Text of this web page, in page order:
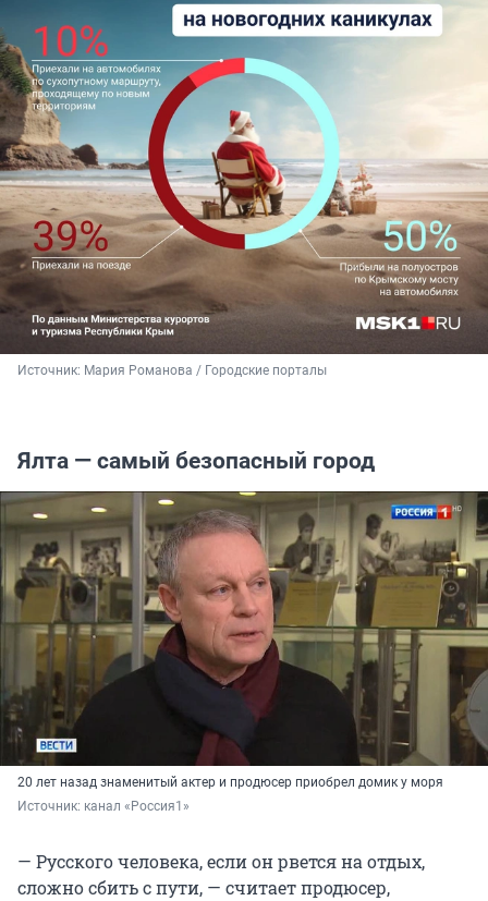
Источник: Мария Романова / Городские порталы
Ялта — самый безопасный город
20 лет назад знаменитый актер и продюсер приобрел домик у моря
Источник: канал «Россия1»
— Русского человека, если он рвется на отдых,
сложно сбить с пути, — считает продюсер,